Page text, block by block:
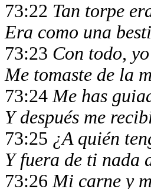
73:22 Tan torpe
Era como una
73:23 Con todo,
Me tomaste de la
73:24Me has
Y después me
73:25 ¿A quién
Y fuera de ti nada
73:26Mi carne y